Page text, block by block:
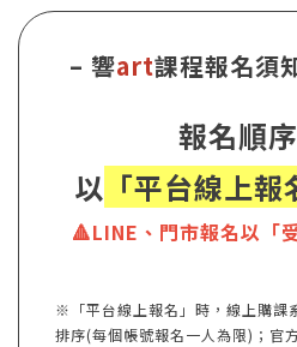
– 響art課程報名須
報名順
以 「平台線上報
🔺LINE、門市報名以「
※「平台線上報名」時，線上購課
排序(每個帳號報名一人為限)；官